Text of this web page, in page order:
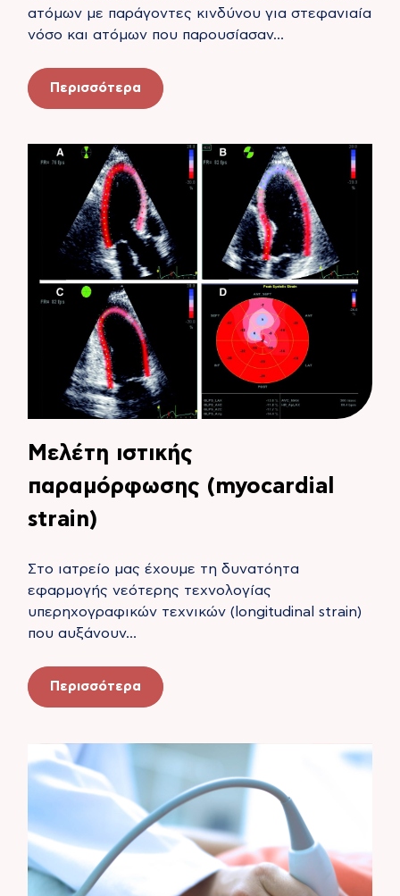
ατόμων με παράγοντες κινδύνου για στεφανιαία
νόσο και ατόμων που παρουσίασαν…
Περισσότερα
Μελέτη ιστικής
παραμόρφωσης (myocardial
strain)
Στο ιατρείο μας έχουμε τη δυνατόητα
εφαρμογής νεότερης τεχνολογίας
υπερηχογραφικών τεχνικών (longitudinal strain)
που αυξάνουν…
Περισσότερα